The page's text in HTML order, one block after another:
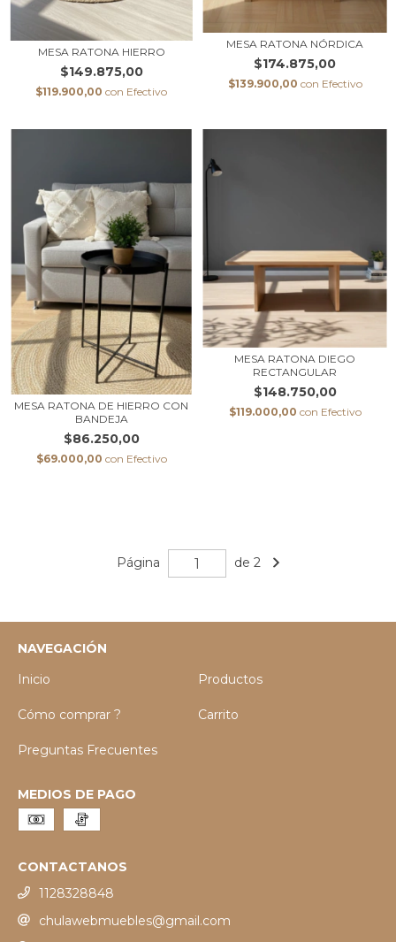
MESA RATONA HIERRO
$149.875,00
$119.900,00 con Efectivo
MESA RATONA NÓRDICA
$174.875,00
$139.900,00 con Efectivo
MESA RATONA DE HIERRO CON
BANDEJA
$86.250,00
$69.000,00 con Efectivo
MESA RATONA DIEGO
RECTANGULAR
$148.750,00
$119.000,00 con Efectivo
Página de 2
NAVEGACIÓN
Inicio
Productos
Cómo comprar ? Carrito
Preguntas Frecuentes
MEDIOS DE PAGO
CONTACTANOS
1128328848
chulawebmuebles@gmail.com